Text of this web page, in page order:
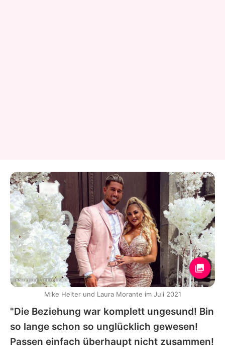
"Die Beziehung war komplett ungesund! Bin
so lange schon so unglücklich gewesen!
Passen einfach überhaupt nicht zusammen!
Instagram / mikeheiter
Mike Heiter und Laura Morante im Juli 2021